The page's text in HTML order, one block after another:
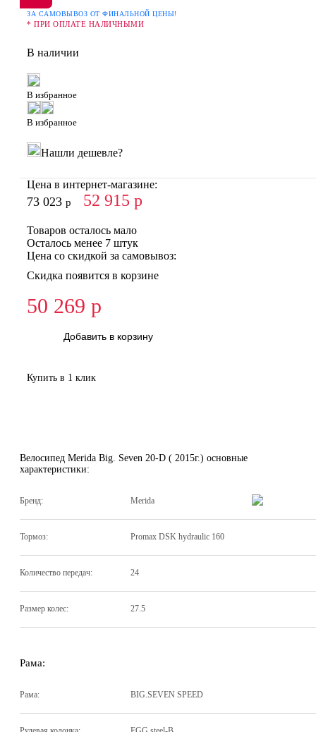
ЗА САМОВЫВОЗ ОТ ФИНАЛЬНОЙ ЦЕНЫ!
* ПРИ ОПЛАТЕ НАЛИЧНЫМИ
В наличии
В избранное
В избранное
Нашли дешевле?
Цена в интернет-магазине:
73 023 р 52 915 р
Товаров осталось мало
Осталось менее 7 штук
Цена со скидкой за самовывоз:
Скидка появится в корзине
50 269 р
Добавить в корзину
Купить в 1 клик
Велосипед Merida Big. Seven 20-D ( 2015г.) основные
характеристики:
Бренд: Merida
Тормоз: Promax DSK hydraulic 160
Количество передач: 24
Размер колес: 27.5
Рама:
Рама: BIG.SEVEN SPEED